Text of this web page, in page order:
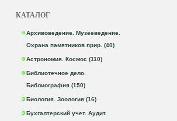
КАТАЛОГ
Архивоведение. Музееведение.
Охрана памятников прир. (40)
Астрономия. Космос (110)
Библиотечное дело.
Библиография (150)
Биология. Зоология (16)
Бухгалтерский учет. Аудит.